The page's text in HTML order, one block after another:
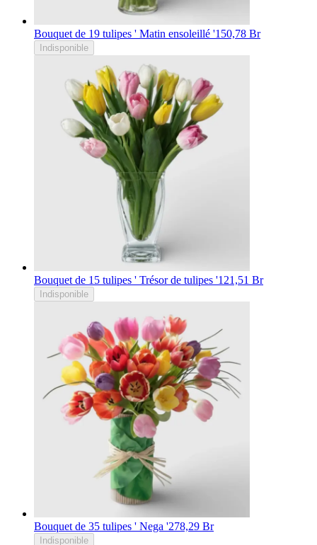
Bouquet de 19 tulipes ' Matin ensoleillé '150,78 Br
Indisponible
Bouquet de 15 tulipes ' Trésor de tulipes '121,51 Br
Indisponible
Bouquet de 35 tulipes ' Nega '278,29 Br
Indisponible